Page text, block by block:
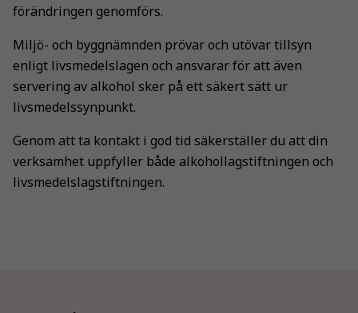
förändringen genomförs.
Miljö- och byggnämnden prövar och utövar tillsyn
enligt livsmedelslagen och ansvarar för att även
servering av alkohol sker på ett säkert sätt ur
livsmedelssynpunkt.
Genom att ta kontakt i god tid säkerställer du att din
verksamhet uppfyller både alkohollagstiftningen och
livsmedelslagstiftningen.